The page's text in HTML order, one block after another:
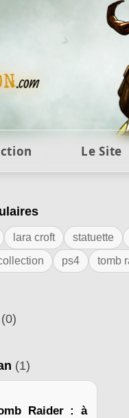
Tomb
Le Site
lara croft statuette
ps4 tomb
(0)
(1)
Raider : à